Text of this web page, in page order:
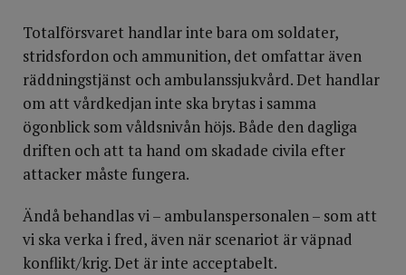
Totalförsvaret handlar inte bara om soldater,
stridsfordon och ammunition, det omfattar även
räddningstjänst och ambulanssjukvård. Det handlar
om att vårdkedjan inte ska brytas i samma
ögonblick som våldsnivån höjs. Både den dagliga
driften och att ta hand om skadade civila efter
attacker måste fungera.
Ändå behandlas vi – ambulanspersonalen – som att
vi ska verka i fred, även när scenariot är väpnad
konflikt/krig. Det är inte acceptabelt.